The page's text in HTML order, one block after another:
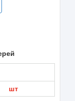
шт